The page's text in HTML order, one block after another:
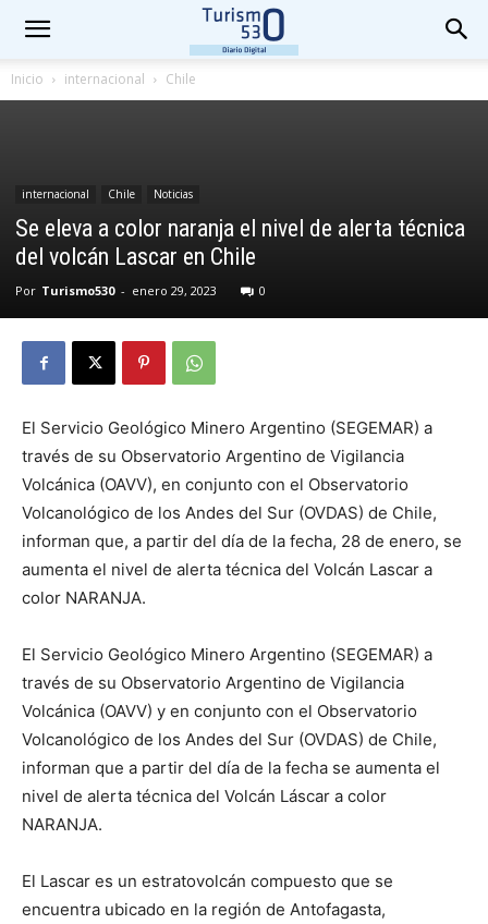
Inicio internacional Chile
internacional Chile Noticias
Se eleva a color naranja el nivel de alerta técnica
del volcán Lascar en Chile
Por Turismo530 - enero 29, 2023 0
El Servicio Geológico Minero Argentino (SEGEMAR) a
través de su Observatorio Argentino de Vigilancia
Volcánica (OAVV), en conjunto con el Observatorio
Volcanológico de los Andes del Sur (OVDAS) de Chile,
informan que, a partir del día de la fecha, 28 de enero, se
aumenta el nivel de alerta técnica del Volcán Lascar a
color NARANJA.
El Servicio Geológico Minero Argentino (SEGEMAR) a
través de su Observatorio Argentino de Vigilancia
Volcánica (OAVV) y en conjunto con el Observatorio
Volcanológico de los Andes del Sur (OVDAS) de Chile,
informan que a partir del día de la fecha se aumenta el
nivel de alerta técnica del Volcán Láscar a color
NARANJA.
El Lascar es un estratovolcán compuesto que se
encuentra ubicado en la región de Antofagasta,